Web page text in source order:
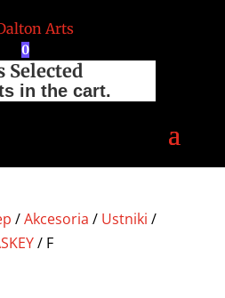
0
Selected
in the cart.
/Akcesoria / Ustniki /
/ F